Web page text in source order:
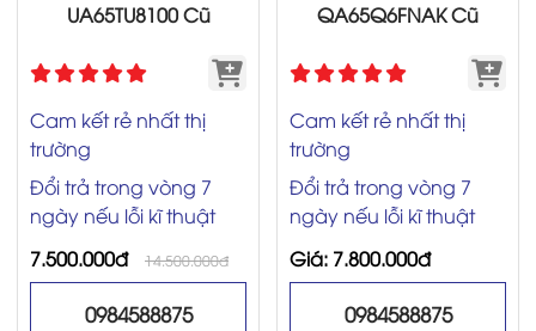
UA65TU8100 Cũ
Cam kết rẻ nhất thị
trường
Đổi trả trong vòng 7
ngày nếu lỗi kĩ thuật
7.500.000đ
14.500.000đ
0984588875
QA65Q6FNAK Cũ
Cam kết rẻ nhất thị
trường
Đổi trả trong vòng 7
ngày nếu lỗi kĩ thuật
Giá: 7.800.000đ
0984588875